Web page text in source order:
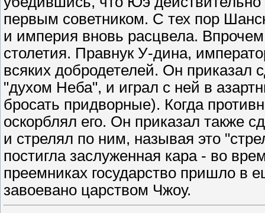
первым советником. С тех пор
и империя вновь расцвела.
столетия. Правнук У-дина,
всяких добродетелей. Он приказал
"духом Неба", и играл с ней в
бросать придворные). Когда
оскорблял его. Он приказал также
и стрелял по ним, называя это
постигла заслуженная кара - во
преемниках государство пришло в
завоевано царством Чжоу.